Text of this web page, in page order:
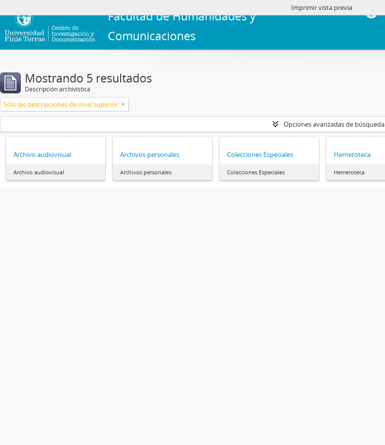
Facultad de Humanidades y
Comunicaciones
Imprimir vista previa
Mostrando 5 resultados
Descripción archivística
Sólo las descripciones de nivel superior
Opciones avanzadas de búsqueda
Archivo audiovisual
Archivo audiovisual
Archivos personales
Archivos personales
Colecciones Especiales
Colecciones Especiales
Hemeroteca
Hemeroteca